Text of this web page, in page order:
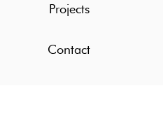
Projects
Contact